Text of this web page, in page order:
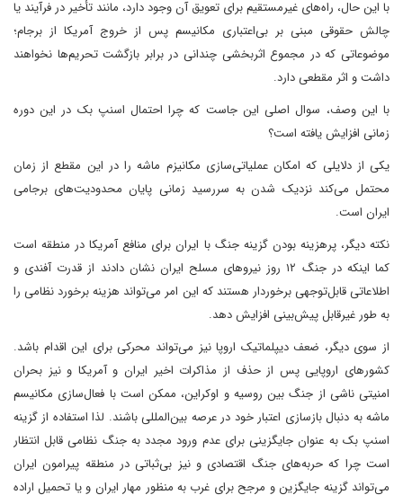
با این حال، راه‌های غیرمستقیم برای تعویق آن وجود دارد، مانند تأخیر در فرآیند یا
چالش حقوقی مبنی بر بی‌اعتباری مکانیسم پس از خروج آمریکا از برجام؛
موضوعاتی که در مجموع اثربخشی چندانی در برابر بازگشت تحریم‌ها نخواهند
داشت و اثر مقطعی دارد.
با این وصف، سوال اصلی این جاست که چرا احتمال اسنپ بک در این دوره
زمانی افزایش یافته است؟
یکی از دلایلی که امکان عملیاتی‌سازی مکانیزم ماشه را در این مقطع از زمان
محتمل می‌کند نزدیک شدن به سررسید زمانی پایان محدودیت‌های برجامی
ایران است.
نکته دیگر، پرهزینه بودن گزینه جنگ با ایران برای منافع آمریکا در منطقه است
کما اینکه در جنگ ۱۲ روز نیروهای مسلح ایران نشان دادند از قدرت آفندی و
اطلاعاتی قابل‌توجهی برخوردار هستند که این امر می‌تواند هزینه برخورد نظامی را
به طور غیرقابل‌ پیش‌بینی افزایش ‌دهد.
از سوی دیگر، ضعف دیپلماتیک اروپا نیز می‌تواند محرکی برای این اقدام باشد.
کشورهای اروپایی پس از حذف از مذاکرات اخیر ایران و آمریکا و نیز بحران
امنیتی ناشی از جنگ بین روسیه و اوکراین، ممکن است با فعال‌سازی مکانیسم
ماشه به دنبال بازسازی اعتبار خود در عرصه بین‌المللی باشند. لذا استفاده از گزینه
اسنپ بک به عنوان جایگزینی برای عدم ورود مجدد به جنگ نظامی قابل انتظار
است چرا که حربه‌های جنگ اقتصادی و نیز بی‌ثباتی در منطقه پیرامون ایران
می‌تواند گزینه جایگزین و مرجح برای غرب به منظور مهار ایران و یا تحمیل اراده